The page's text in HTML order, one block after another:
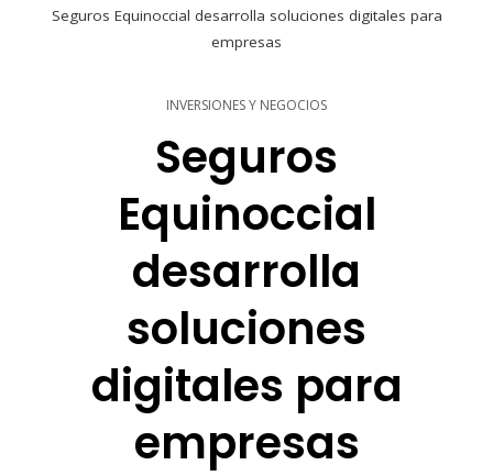
Seguros Equinoccial desarrolla soluciones digitales para
empresas
INVERSIONES Y NEGOCIOS
Seguros
Equinoccial
desarrolla
soluciones
digitales para
empresas